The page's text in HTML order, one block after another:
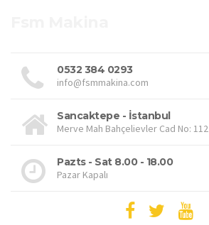
0532 384 0293
info@fsmmakina.com
Sancaktepe - İstanbul
Merve Mah Bahçelievler Cad No: 112
Pazts - Sat 8.00 - 18.00
Pazar Kapalı